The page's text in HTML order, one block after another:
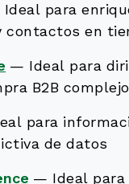
Ideal para
contactos en
— Ideal para
B2B
para
de datos
— Ideal para